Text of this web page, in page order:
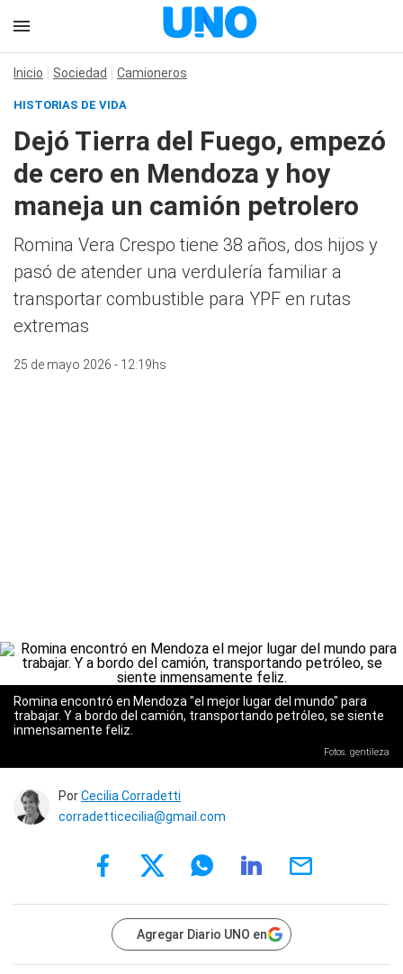
Inicio Sociedad Camioneros
HISTORIAS DE VIDA
Dejó Tierra del Fuego, empezó
de cero en Mendoza y hoy
maneja un camión petrolero
Romina Vera Crespo tiene 38 años, dos hijos y
pasó de atender una verdulería familiar a
transportar combustible para YPF en rutas
extremas
25 de mayo 2026 - 12:19hs
Romina encontró en Mendoza "el mejor lugar del mundo" para
trabajar. Y a bordo del camión, transportando petróleo, se siente
inmensamente feliz.
Fotos. gentileza
PorCecilia Corradetti
corradetticecilia@gmail.com
Agregar Diario UNO en